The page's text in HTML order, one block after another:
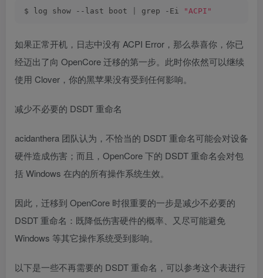
$ log show --last boot grep -Ei "ACPI"
如果正常开机，日志中没有 ACPI Error，那么恭喜你，你已
经迈出了向 OpenCore 迁移的第一步。此时你依然可以继续
使用 Clover，你的黑苹果没有受到任何影响。
减少不必要的 DSDT 重命名
acidanthera 团队认为，不恰当的 DSDT 重命名可能会对设备
硬件造成伤害；而且，OpenCore 下的 DSDT 重命名会对包
括 Windows 在内的所有操作系统生效。
因此，迁移到 OpenCore 时很重要的一步是减少不必要的
DSDT 重命名：既降低伤害硬件的概率、又尽可能避免
Windows 等其它操作系统受到影响。
以下是一些不再需要的 DSDT 重命名，可以参考这个表进行